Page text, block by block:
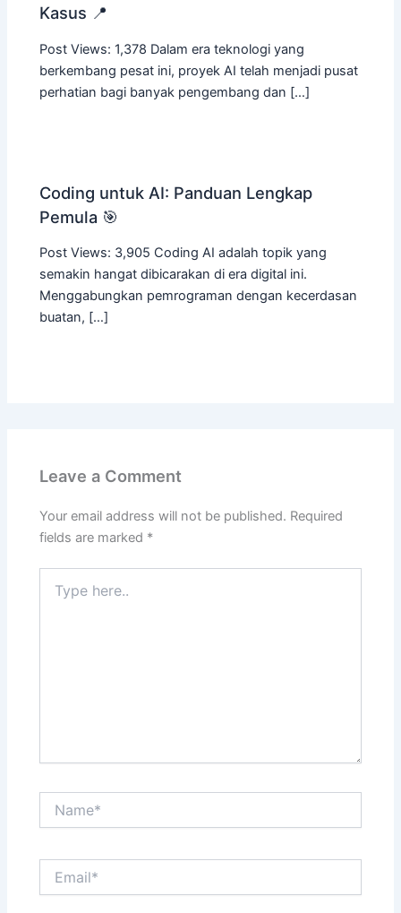
Kasus 📍
Post Views: 1,378 Dalam era teknologi yang
berkembang pesat ini, proyek AI telah menjadi pusat
perhatian bagi banyak pengembang dan […]
Coding untuk AI: Panduan Lengkap
Pemula 🎯
Post Views: 3,905 Coding AI adalah topik yang
semakin hangat dibicarakan di era digital ini.
Menggabungkan pemrograman dengan kecerdasan
buatan, […]
Leave a Comment
Your email address will not be published. Required
fields are marked *
here..